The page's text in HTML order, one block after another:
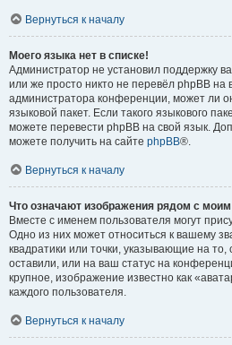
Вернуться к началу
Моего языка нет в списке!
Администратор не установил поддержку
или же просто никто не перевёл phpBB на
администратора конференции, может ли
языковой пакет. Если такого языкового
можете перевести phpBB на свой язык.
можете получить на сайте phpBB®.
Вернуться к началу
Что означают изображения рядом с
Вместе с именем пользователя могут
Одно из них может относиться к вашему
квадратики или точки, указывающие на то,
оставили, или на ваш статус на
крупное, изображение известно как
каждого пользователя.
Вернуться к началу